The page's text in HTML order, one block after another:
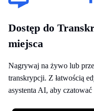
Dostęp do
miejsca
Nagrywaj na żywo lub
transkrypcji. Z łatwością
asystenta AI, aby